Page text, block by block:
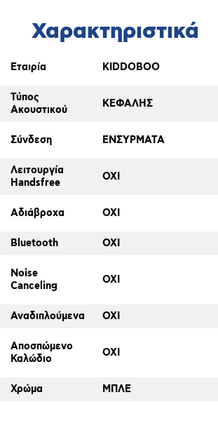
Χαρακτηριστικά
Εταιρία KIDDOBOO
Τύπος
Ακουστικού
ΚΕΦΑΛΗΣ
Σύνδεση ΕΝΣΥΡΜΑΤΑ
Λειτουργία
Handsfree
ΟΧΙ
Αδιάβροχα ΟΧΙ
Bluetooth ΟΧΙ
Noise
Canceling
ΟΧΙ
Αναδιπλούμενα ΟΧΙ
Αποσπώμενο
Καλώδιο
ΟΧΙ
Χρώμα ΜΠΛΕ